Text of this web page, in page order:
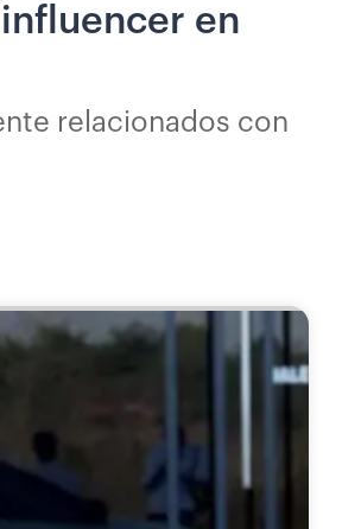
en
relacionados con